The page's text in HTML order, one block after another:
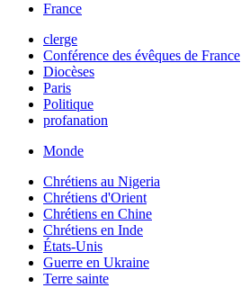
France
clerge
Conférence des évêques de France
Diocèses
Paris
Politique
profanation
Monde
Chrétiens au Nigeria
Chrétiens d'Orient
Chrétiens en Chine
Chrétiens en Inde
États-Unis
Guerre en Ukraine
Terre sainte